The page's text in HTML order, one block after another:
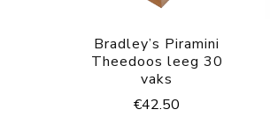
Bradley’s Piramini
Theedoos leeg 30
vaks
€42.50